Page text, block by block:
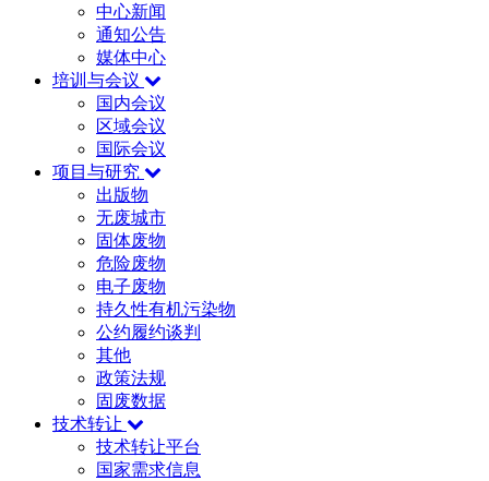
中心新闻
通知公告
媒体中心
培训与会议
国内会议
区域会议
国际会议
项目与研究
出版物
无废城市
固体废物
危险废物
电子废物
持久性有机污染物
公约履约谈判
其他
政策法规
固废数据
技术转让
技术转让平台
国家需求信息